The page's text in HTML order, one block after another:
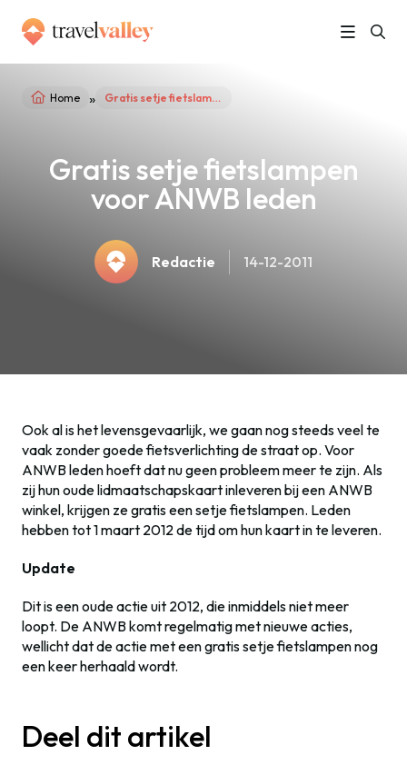
Home » Gratis setje fietslampen voor ANWB leden
Gratis setje fietslampen
voor ANWB leden
Redactie 14-12-2011
Ook al is het levensgevaarlijk, we gaan nog steeds veel te
vaak zonder goede fietsverlichting de straat op. Voor
ANWB leden hoeft dat nu geen probleem meer te zijn. Als
zij hun oude lidmaatschapskaart inleveren bij een ANWB
winkel, krijgen ze gratis een setje fietslampen. Leden
hebben tot 1 maart 2012 de tijd om hun kaart in te leveren.
Update
Dit is een oude actie uit 2012, die inmiddels niet meer
loopt. De ANWB komt regelmatig met nieuwe acties,
wellicht dat de actie met een gratis setje fietslampen nog
een keer herhaald wordt.
Deel dit artikel